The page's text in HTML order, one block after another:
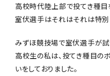
高校時代陸上部で投てき種目
室伏選手はそれはそれは特別
みずほ競技場で室伏選手が試
高校生の私は、投てき種目の
いをしておりました。